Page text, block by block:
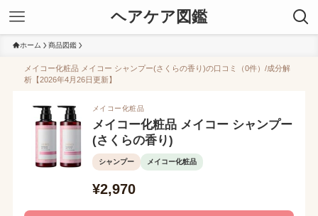
ヘアケア図鑑
ホーム 商品図鑑
メイコー化粧品 メイコー シャンプー(さくらの香り)の口コミ（0件）/成分解
析【2026年4月26日更新】
メイコー化粧品
メイコー化粧品 メイコー シャンプー
(さくらの香り)
シャンプー メイコー化粧品
¥2,970